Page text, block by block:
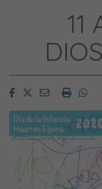
11
FacebookTwitterEmail